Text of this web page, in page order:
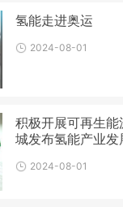
氢能走进奥运
2024-08-01
积极开展可再生
城发布氢能产业发
2024-08-01